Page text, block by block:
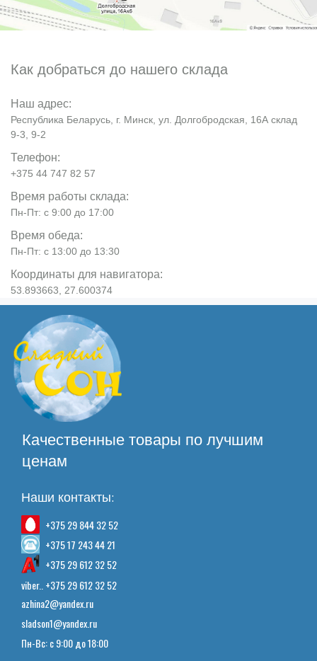
Как добраться до нашего склада
Наш адрес:
Республика Беларусь, г. Минск, ул. Долгобродская, 16А склад
9-3, 9-2
Телефон:
+375 44 747 82 57
Время работы склада:
Пн-Пт: с 9:00 до 17:00
Время обеда:
Пн-Пт: с 13:00 до 13:30
Координаты для навигатора:
53.893663, 27.600374
Качественные товары по лучшим
ценам
Наши контакты:
+375 29 844 32 52
+375 17 243 44 21
+375 29 612 32 52
viber.. +375 29 612 32 52
azhina2@yandex.ru
sladson1@yandex.ru
Пн-Вс: с 9:00 до 18:00